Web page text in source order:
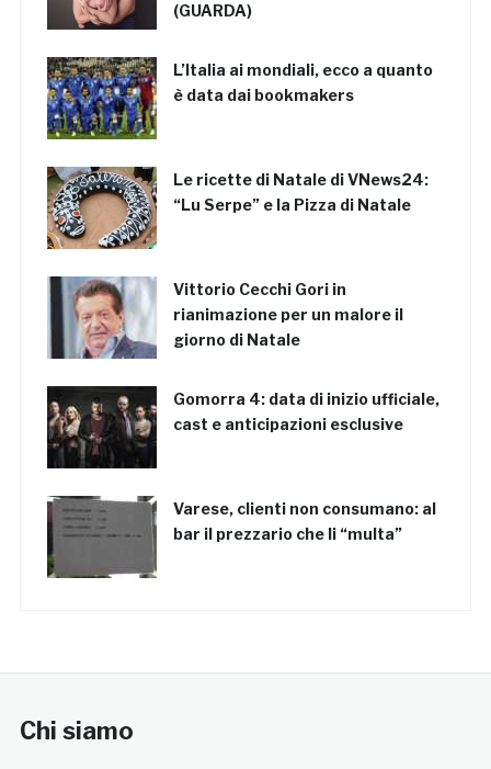
(GUARDA)
L’Italia ai mondiali, ecco a quanto
è data dai bookmakers
Le ricette di Natale di VNews24:
“Lu Serpe” e la Pizza di Natale
Vittorio Cecchi Gori in
rianimazione per un malore il
giorno di Natale
Gomorra 4: data di inizio ufficiale,
cast e anticipazioni esclusive
Varese, clienti non consumano: al
bar il prezzario che li “multa”
Chi siamo